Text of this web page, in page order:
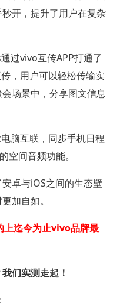
开，提升了用户在复杂
过vivo互传APP打通了
，用户可以轻松传输实
场景中，分享图文信息
脑互联，同步手机日程
空间音频功能。
卓与iOS之间的生态壁
加自如。
上迄今为止vivo品牌最
们实测走起！